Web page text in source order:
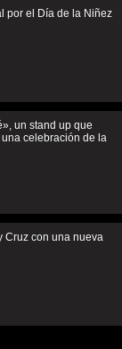
por el Día de la Niñez
un stand up que
celebración de la
Cruz con una nueva